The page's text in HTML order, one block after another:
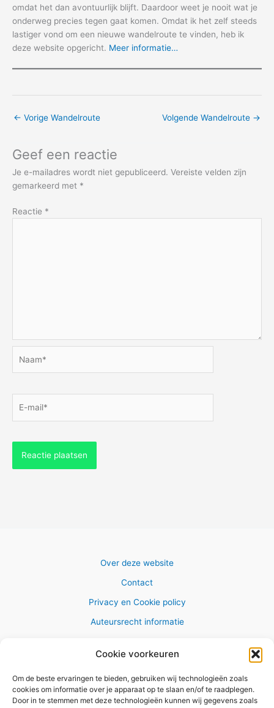
Cookie voorkeuren
Om de beste ervaringen te bieden, gebruiken wij technologieën zoals
cookies om informatie over je apparaat op te slaan en/of te raadplegen.
Door in te stemmen met deze technologieën kunnen wij gegevens zoals
omdat het dan avontuurlijk blijft. Daardoor weet je nooit wat je
onderweg precies tegen gaat komen. Omdat ik het zelf steeds
lastiger vond om een nieuwe wandelroute te vinden, heb ik
deze website opgericht. Meer informatie…
← Vorige Wandelroute Volgende Wandelroute →
Geef een reactie
Je e-mailadres wordt niet gepubliceerd. Vereiste velden zijn
gemarkeerd met *
Reactie *
mail*
Over deze website
Contact
Privacy en Cookie policy
Auteursrecht informatie
Copyright © 2026 AlleWandelRoutes.nl